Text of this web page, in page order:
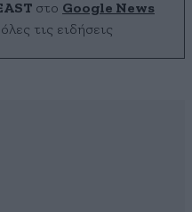
στο Google News
τις ειδήσεις